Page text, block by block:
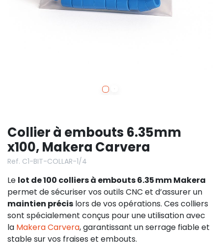
Collier à embouts 6.35mm
x100, Makera Carvera
Ref. C1-BIT-COLLAR-1/4
Le lot de 100 colliers à embouts 6.35 mm Makera
permet de sécuriser vos outils CNC et d’assurer un
maintien précis lors de vos opérations. Ces colliers
sont spécialement conçus pour une utilisation avec
la Makera Carvera, garantissant un serrage fiable et
stable sur vos fraises et embouts.